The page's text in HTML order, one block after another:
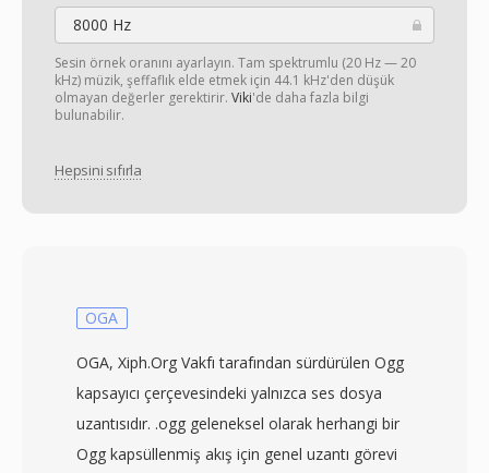
8000 Hz
Sesin örnek oranını ayarlayın. Tam spektrumlu (20 Hz — 20
kHz) müzik, şeffaflık elde etmek için 44.1 kHz'den düşük
olmayan değerler gerektirir. Viki'de daha fazla bilgi
bulunabilir.
Hepsini sıfırla
OGA
OGA, Xiph.Org Vakfı tarafından sürdürülen Ogg
kapsayıcı çerçevesindeki yalnızca ses dosya
uzantısıdır. .ogg geleneksel olarak herhangi bir
Ogg kapsüllenmiş akış için genel uzantı görevi